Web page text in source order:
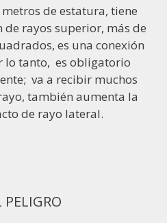
de estatura, tiene
de rayos superior, más de
es una conexión
lo tanto, es obligatorio
va a recibir muchos
también aumenta la
de rayo lateral.